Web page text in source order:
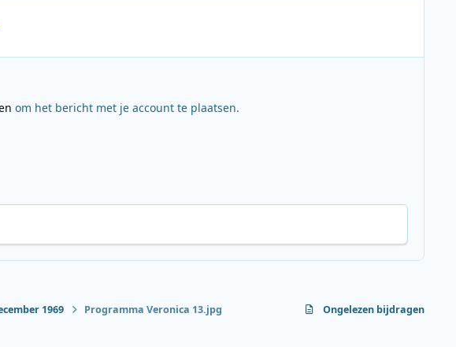
om het bericht met je account te plaatsen.
1969 Programma Veronica 13.jpg Ongelezen bijdragen